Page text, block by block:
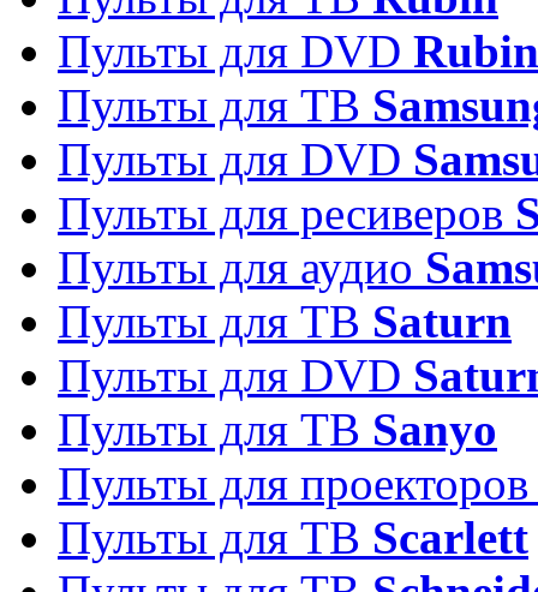
Пульты для DVD Rubin
Пульты для ТВ
Пульты для DVD
Пульты для ресиверов
Пульты для аудио
Пульты для ТВ Saturn
Пульты для DVD
Пульты для ТВ Sanyo
Пульты для
Пульты для ТВ Scarlett